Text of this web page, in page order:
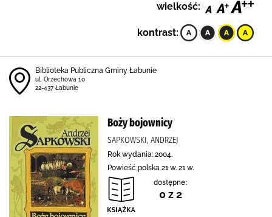
wielkość:
kontrast:
Biblioteka Publiczna Gminy Łabunie
ul. Orzechowa 10
22-437 Łabunie
Boży bojownicy
SAPKOWSKI, ANDRZEJ
Rok wydania: 2004.
Powieść polska 21 w. 21 w.
dostępne:
0 z 2